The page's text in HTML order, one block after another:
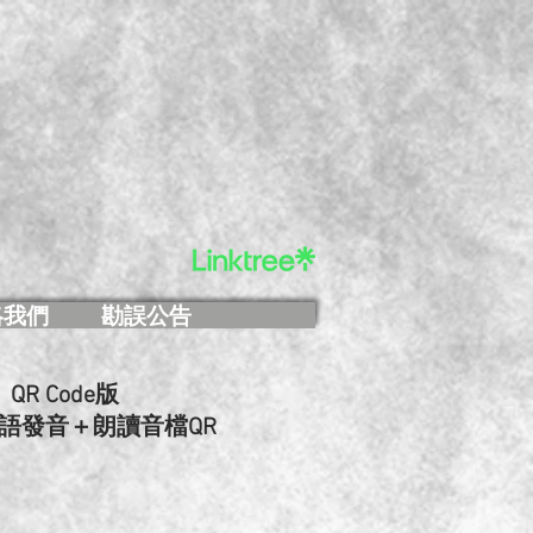
們 勘誤公告
Code版
發音＋朗讀音檔QR